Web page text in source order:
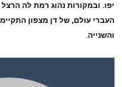
יפו. ובמקורות נהוג רמת לה
העברי עולם, של דן מצפון
והשנייה.